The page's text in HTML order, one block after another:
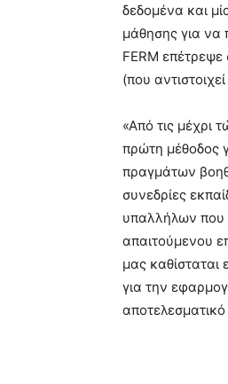
δεδομένα και
μάθησης για να
FERM επέτρεψε
(που
«Από τις μέχρι
πρώτη μέθοδος
πραγμάτων
συνεδρίες
υπαλλήλων που
απαιτούμενου
μας καθίσταται
για την